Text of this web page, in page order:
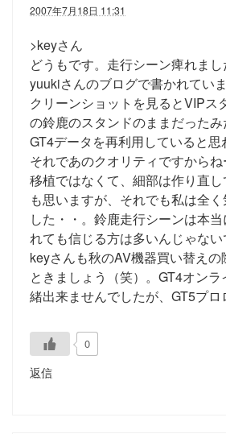
2007年7月18日 11:31
>keyさん
どうもです。走行シーン痺れま
yuukiさんのブログで書かれてい
クリーンショットを見るとVIPス
の鈴鹿のスタンドのままだった
GT4データを再利用していると思
それであのクオリティですから
移植ではなくて、細部は作り直
も思いますが、それでも私は全
した・・。鈴鹿走行シーンは本
れても信じる方は多いんじゃない
keyさんも秋のAV機器買い替え
ときましょう（笑）。GT4オン
緒出来ませんでしたが、GT5プロ
0
返信